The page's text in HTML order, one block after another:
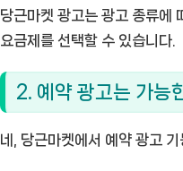
당근마켓 광고는 광고 종류에
요금제를 선택할 수 있습니다.
2. 예약 광고는 가능
네, 당근마켓에서 예약 광고